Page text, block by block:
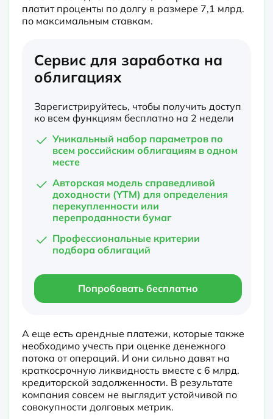
платит проценты по долгу в размере 7,1 млрд.
по максимальным ставкам.
Сервис для заработка на
облигациях
Зарегистрируйтесь, чтобы получить доступ
ко всем функциям бесплатно на 2 недели
Уникальный набор параметров по
всем российским облигациям в одном
месте
Авторская модель справедливой
доходности (YTM) для определения
перекупленности или
перепроданности бумаг
Профессиональные критерии
подбора облигаций
Попробовать бесплатно
А еще есть арендные платежи, которые также
необходимо учесть при оценке денежного
потока от операций. И они сильно давят на
краткосрочную ликвидность вместе с 6 млрд.
кредиторской задолженности. В результате
компания совсем не выглядит устойчивой по
совокупности долговых метрик.